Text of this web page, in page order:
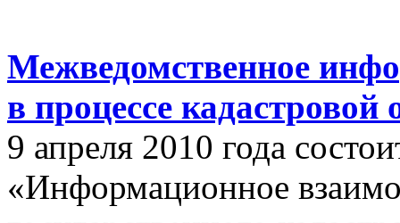
Межведомственное
в процессе
9 апреля 2010 года
«Информационное